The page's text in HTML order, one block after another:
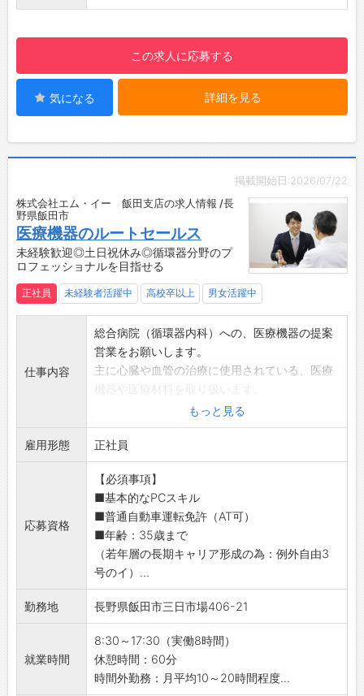
【ポイント】
・先輩同行の元、徐々にスキルを磨いて頂きま
・中途採用の方も、多数活躍しております。
のご経験を活かして活躍している方もいらっし
なります。
・M&A/事業承継のサポート経験や興味がある
方もご応募ください。
【社内環境】
・会計事務所となると堅いイメージがあるかも
しれませんが、わきあいあいとした働きやすい
・社内イベント等を通して、気兼ねなく話しが
出来、働きやすい職場環境が整っております。
・残業については原則最大20時迄となります。
て頂きます。
・外部研修も積極的に行っております。
・日々の勉強や資格取得への挑戦など、向上心
をお持ちの方にはピッタリです。
この求人に応募する
気になる 詳細を見る
掲載開始日:2026/07/22
株式会社エム・イー 飯田支店の求人情報 /長
野県飯田市
医療機器のルートセールス
未経験歓迎◎土日祝休み◎循環器分野のプ
ロフェッショナルを目指せる
正社員 未経験者活躍中 高校卒以上 男女活躍中
仕事内容
総合病院（循環器内科）への、医療機器の提案
営業をお願いします。
主に心臓や血管の治療に使用されている、医療
入社後は、座学研修やOJTを経て、先輩社員か
ら病院を2~3社引継ぎます。
【業務内容】
・お客様へのヒアリング
※メインは総合病院（循環器内科）の先生、事
務など
・各種医療製品のご提案
・製品の積込み及び納品
※社用車はAT限定可です。
・オペ（治療）に関する打ち合わせ・症例の立
合い
・病院スタッフへの製品に関する使用方法の説
＜具体的には＞
医師と手術についての打ち合わせ
医師のニーズに合わせて製品を提案
もっと見る
雇用形態 正社員
応募資格
【必須事項】
■基本的なPCスキル
■普通自動車運転免許（AT可）
■年齢：35歳まで
（若年層の長期キャリア形成の為：例外自由3
号のイ）...
勤務地 長野県飯田市三日市場406-21
就業時間
8:30～17:30（実働8時間）
休憩時間：60分
時間外勤務：月平均10～20時間程度...